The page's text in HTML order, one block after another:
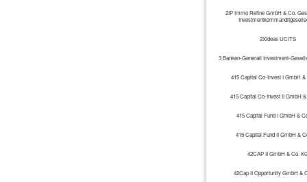
2IP Immo Refine GmbH & Co.
2Xideas UCITS
3 Banken-Generali Investment-
415 Capital Co-Invest I GmbH &
415 Capital Co-Invest II GmbH
415 Capital Fund I GmbH &
415 Capital Fund II GmbH &
42CAP II GmbH & Co.
42Cap II Opportunity GmbH &